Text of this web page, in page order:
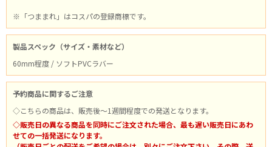
※「つままれ」はコスパの登録商標です。
製品スペック（サイズ・素材など）
60mm程度 / ソフトPVCラバー
予約商品に関するご注意
◇こちらの商品は、販売後～1週間程度での発送となります。
◇販売日の異なる商品を同時にご注文された場合、最も遅い販売日にあわ
せての一括発送になります。